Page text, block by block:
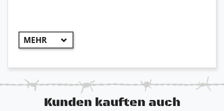
Kunden kauften auch